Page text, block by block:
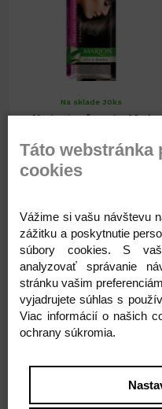
Na sklade 30ks
Marion ton.šampón 40ml
1,49 € - +
Na sklade 24ks
Táto webstránka
cookies
Vážime si vašu návštevu
zážitku a poskytnutie
súbory cookies. S
analyzovať správanie
stránku vašim
vyjadrujete súhlas s
Viac informácií o našich
ochrany súkromia.